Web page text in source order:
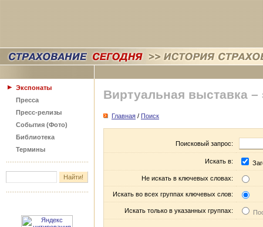
Экспонаты
Пресса
Пресс-релизы
События (Фото)
Библиотека
Термины
Виртуальная выставка –
Главная / Поиск
Поисковый запрос:
Искать в:
Не искать в ключевых словах:
Искать во всех группах ключевых слов:
Искать только в указанных группах: